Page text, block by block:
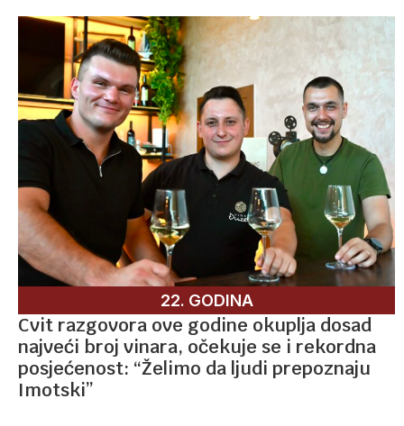
22. GODINA
Cvit razgovora ove godine okuplja dosad
najveći broj vinara, očekuje se i rekordna
posjećenost: “Želimo da ljudi prepoznaju
Imotski”